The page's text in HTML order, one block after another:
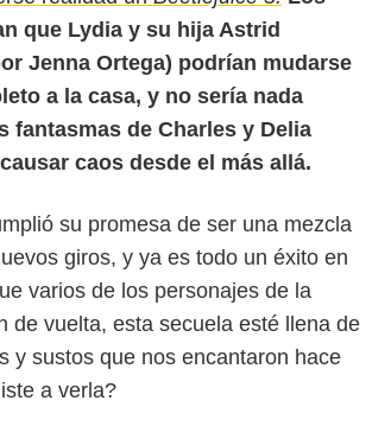
que Lydia y su hija Astrid
Jenna Ortega) podrían mudarse
a la casa, y no sería nada
fantasmas de Charles y Delia
caos desde el más allá.
su promesa de ser una mezcla
giros, y ya es todo un éxito en
varios de los personajes de la
de vuelta, esta secuela esté llena de
y sustos que nos encantaron hace
a verla?